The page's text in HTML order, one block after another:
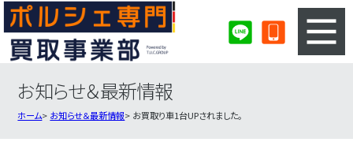
3ステップのカンタン査定
お知らせ＆最新情報
ホーム お知らせ＆最新情報 お買取り車1台UPされました。